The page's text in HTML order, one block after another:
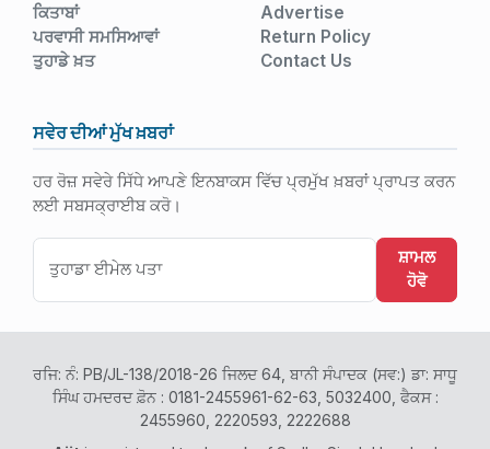
ਕਿਤਾਬਾਂ
ਪਰਵਾਸੀ ਸਮਸਿਆਵਾਂ
ਤੁਹਾਡੇ ਖ਼ਤ
Advertise
Return Policy
Contact Us
ਸਵੇਰ ਦੀਆਂ ਮੁੱਖ ਖ਼ਬਰਾਂ
ਹਰ ਰੋਜ਼ ਸਵੇਰੇ ਸਿੱਧੇ ਆਪਣੇ ਇਨਬਾਕਸ ਵਿੱਚ ਪ੍ਰਮੁੱਖ ਖ਼ਬਰਾਂ ਪ੍ਰਾਪਤ ਕਰਨ
ਲਈ ਸਬਸਕ੍ਰਾਈਬ ਕਰੋ।
ਸ਼ਾਮਲ
ਹੋਵੋ
ਰਜਿ: ਨੰ: PB/JL-138/2018-26 ਜਿਲਦ 64, ਬਾਨੀ ਸੰਪਾਦਕ (ਸਵ:) ਡਾ: ਸਾਧੂ
ਸਿੰਘ ਹਮਦਰਦ ਫ਼ੋਨ : 0181-2455961-62-63, 5032400, ਫੈਕਸ :
2455960, 2220593, 2222688